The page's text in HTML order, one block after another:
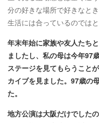
分の好きな場所で好きなと
生活には合っているのではと
年末年始に家族や友人たち
ましたし、私の母は今年97
ステージを見てもらうこと
カイブを見ました。97歳の
た。
地方公演は大阪だけでした